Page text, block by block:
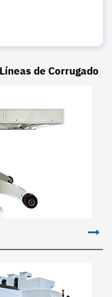
de Corrugado